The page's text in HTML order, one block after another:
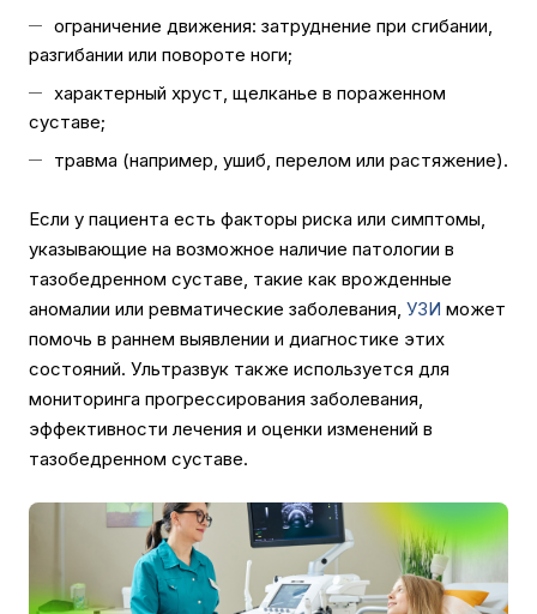
ограничение движения: затруднение при сгибании,
разгибании или повороте ноги;
характерный хруст, щелканье в пораженном
суставе;
травма (например, ушиб, перелом или растяжение).
Если у пациента есть факторы риска или симптомы,
указывающие на возможное наличие патологии в
тазобедренном суставе, такие как врожденные
аномалии или ревматические заболевания, УЗИ может
помочь в раннем выявлении и диагностике этих
состояний. Ультразвук также используется для
мониторинга прогрессирования заболевания,
эффективности лечения и оценки изменений в
тазобедренном суставе.